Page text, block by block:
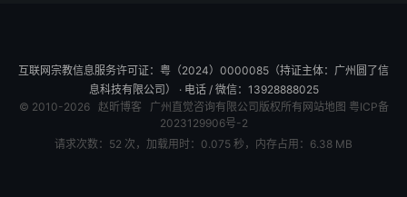
互联网宗教信息服务许可证：粤（2024）0000085（持证主体：广州圆了信
息科技有限公司） · 电话 / 微信：13928888025
© 2010-2026 赵昕博客 广州直觉咨询有限公司版权所有 网站地图 粤ICP备
2023129906号-2
请求次数：52 次，加载用时：0.075 秒，内存占用：6.38 MB